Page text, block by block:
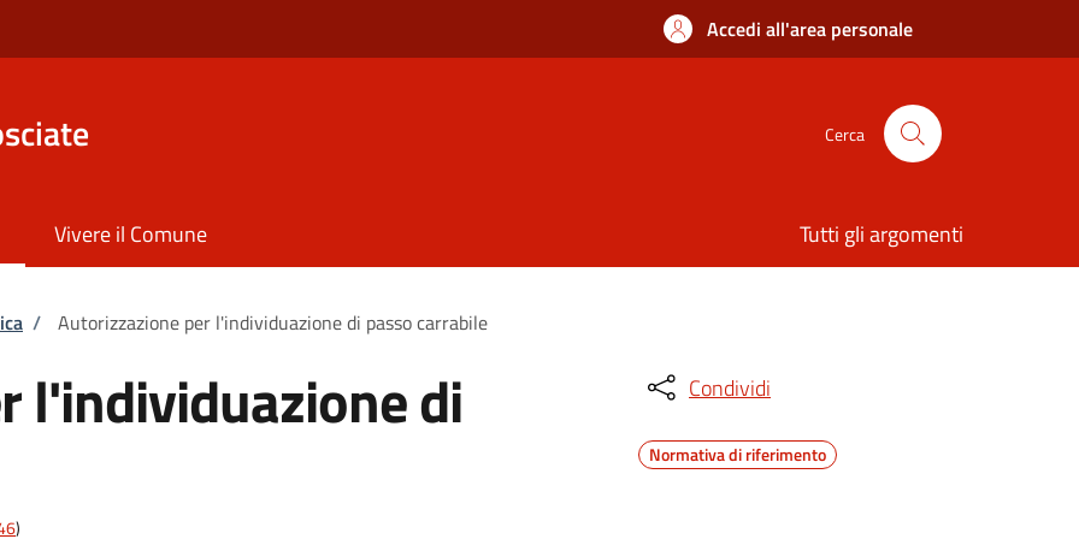
Accedi all'area personale
Cerca
Vivere il Comune Tutti gli argomenti
/ Autorizzazione per l'individuazione di passo carrabile
l'individuazione di
)
Condividi
Normativa di riferimento